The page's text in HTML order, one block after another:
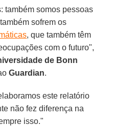
também somos pessoas
sofrem os
, que também têm
com o futuro",
de Bonn
Guardian.
este relatório
não fez diferença na
isso."